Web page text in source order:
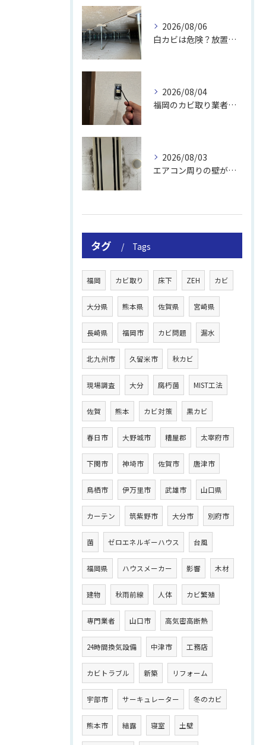
2026/08/06
白カビは危険？放置のリスクと取り方
2026/08/04
福岡のカビ取り業者おすすめの選び方と費用
2026/08/03
エアコン周りの壁が結露しやすい理由
タグ Tags
福岡 カビ取り 床下 ZEH カビ
大分県 熊本県 佐賀県 宮崎県
長崎県 福岡市 カビ問題 漏水
北九州市 久留米市 秋カビ
現場調査 大分 腐朽菌 MIST工法
佐賀 熊本 カビ対策 黒カビ
春日市 大野城市 糟屋郡 太宰府市
下関市 神埼市 佐賀市 唐津市
鳥栖市 伊万里市 武雄市 山口県
カーテン 筑紫野市 大分市 別府市
菌 ゼロエネルギーハウス 台風
福岡県 ハウスメーカー 影響 木材
建物 秋雨前線 人体 カビ繁殖
専門業者 山口市 高気密高断熱
24時間換気設備 中津市 工務店
カビトラブル 新築 リフォーム
宇部市 サーキュレーター 冬のカビ
熊本市 結露 寝室 土壁